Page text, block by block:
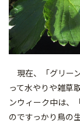
現在、「グリー
って水やりや雑草
ンウィーク中は、
のですっかり鳥の